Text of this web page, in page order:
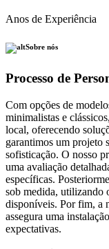
Anos de Experiência
Sobre nós
Processo de
Com opções de
minimalistas e
local, oferecendo
garantimos um projeto
sofisticação. O nosso
uma avaliação
específicas.
sob medida, utilizando
disponíveis. Por fim, a
assegura uma
expectativas.